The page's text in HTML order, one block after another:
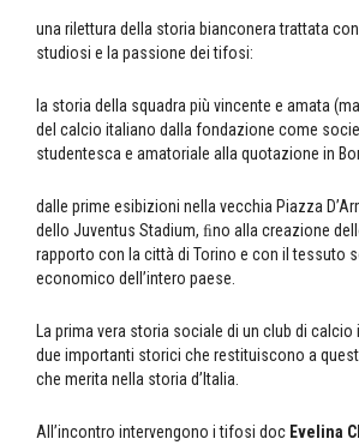
una rilettura della storia bianconera trattata
studiosi e la passione dei tifosi:
la storia della squadra più vincente e amata
del calcio italiano dalla fondazione come
studentesca e amatoriale alla quotazione in
dalle prime esibizioni nella vecchia Piazza
dello Juventus Stadium, ﬁno alla creazione
rapporto con la città di Torino e con il tessuto
economico dell’intero paese.
La prima vera storia sociale di un club di
due importanti storici che restituiscono a
che merita nella storia d’Italia.
All’incontro intervengono i tifosi doc Evelina